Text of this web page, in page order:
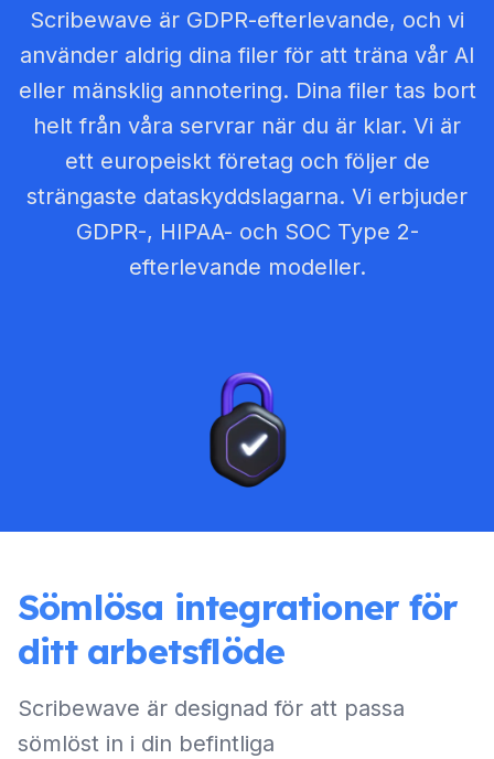
Scribewave är GDPR-efterlevande, och vi
använder aldrig dina filer för att träna vår AI
eller mänsklig annotering. Dina filer tas bort
helt från våra servrar när du är klar. Vi är
ett europeiskt företag och följer de
strängaste dataskyddslagarna. Vi erbjuder
GDPR-, HIPAA- och SOC Type 2-
efterlevande modeller.
Sömlösa integrationer för
ditt arbetsflöde
Scribewave är designad för att passa
sömlöst in i din befintliga